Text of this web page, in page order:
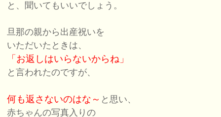
と、聞いてもいいでしょう。
旦那の親から出産祝いを
いただいたときは、
「お返しはいらないからね」
と言われたのですが、
何も返さないのはな～ と思い、
赤ちゃんの写真入りの